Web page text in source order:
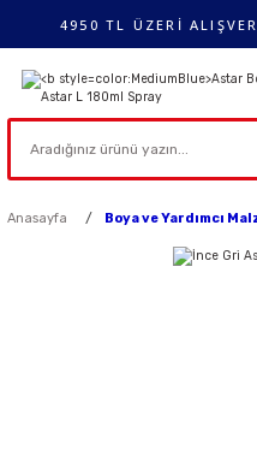
4950 TL ÜZERİ
Anasayfa Boya ve Yardımcı